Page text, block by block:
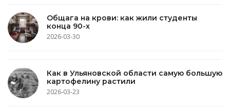
Общага на крови: как жили студенты
конца 90-х
2026-03-30
Как в Ульяновской области самую большую
картофелину растили
2026-03-23